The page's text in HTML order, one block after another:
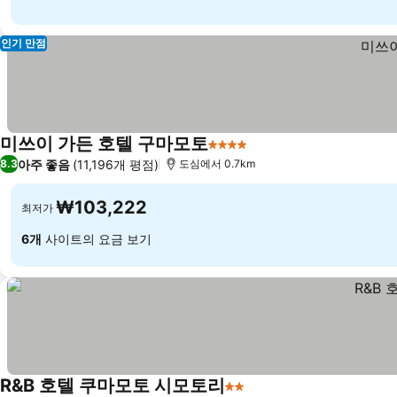
인기 만점
미쓰이 가든 호텔 구마모토4 성급
8.3아주 좋음 (11,196개 평점) 도심에서 0.7km
최저가 ₩103,222
6개 사이트의 요금 보기
R&B 호텔 쿠마모토 시모토리